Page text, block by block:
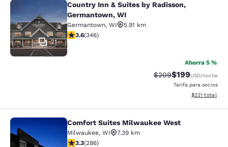
Country Inn & Suites by Radisson,
21
Country Inn & Suites by Radisson,
Germantown, WI
Germantown, WI
5.91 km
calificación de 3.63 estrellas. Bueno. 346 reseñas
3.6(346)
Ahorra 5 %
Precio tachado:
$209Precio con
$199USD/noche
Tarifa para socios
Ver detalles
$221 total
Comfort Suites Milwaukee West
Comfort Suites Milwaukee West
Milwaukee, WI
7.39 km
calificación de 3.25 estrellas. Bueno. 286 reseñas
3.3(286)